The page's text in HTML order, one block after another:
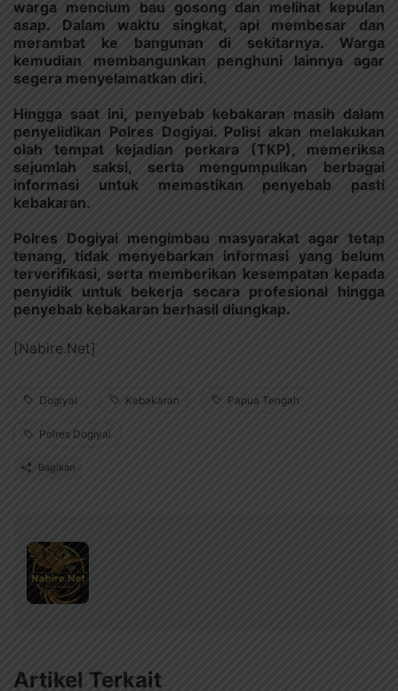
warga mencium bau gosong dan melihat kepulan
asap. Dalam waktu singkat, api membesar dan
merambat ke bangunan di sekitarnya. Warga
kemudian membangunkan penghuni lainnya agar
segera menyelamatkan diri.
Hingga saat ini, penyebab kebakaran masih dalam
penyelidikan Polres Dogiyai. Polisi akan melakukan
olah tempat kejadian perkara (TKP), memeriksa
sejumlah saksi, serta mengumpulkan berbagai
informasi untuk memastikan penyebab pasti
kebakaran.
Polres Dogiyai mengimbau masyarakat agar tetap
tenang, tidak menyebarkan informasi yang belum
terverifikasi, serta memberikan kesempatan kepada
penyidik untuk bekerja secara profesional hingga
penyebab kebakaran berhasil diungkap.
[Nabire.Net]
Dogiyai Kebakaran Papua Tengah
Polres Dogiyai
Bagikan
Artikel Terkait